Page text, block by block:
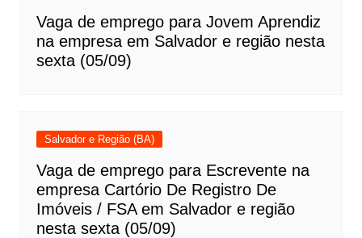
Vaga de emprego para Jovem Aprendiz
na empresa em Salvador e região nesta
sexta (05/09)
Salvador e Região (BA)
Vaga de emprego para Escrevente na
empresa Cartório De Registro De
Imóveis / FSA em Salvador e região
nesta sexta (05/09)